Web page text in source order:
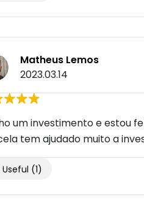
Matheus Lemos
2023.03.14
um investimento e estou
tem ajudado muito a
Useful (1)